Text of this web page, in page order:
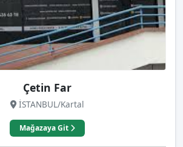
Çetin Far
İSTANBUL/Kartal
Mağazaya Git